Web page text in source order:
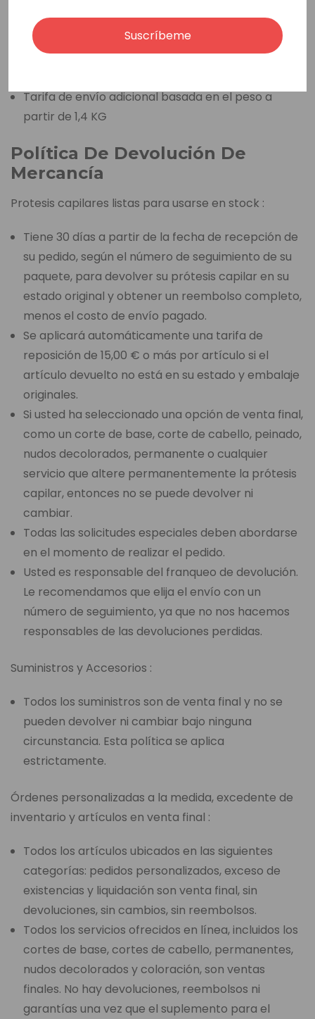
A través de FedEx Express (3-6 días laborables)
Tarifa de envío adicional basada en el peso a
partir de 1,4 KG
Política De Devolución De
Mercancía
Protesis capilares listas para usarse en stock :
Tiene 30 días a partir de la fecha de recepción de
su pedido, según el número de seguimiento de su
paquete, para devolver su prótesis capilar en su
estado original y obtener un reembolso completo,
menos el costo de envío pagado.
Se aplicará automáticamente una tarifa de
reposición de 15,00 € o más por artículo si el
artículo devuelto no está en su estado y embalaje
originales.
Si usted ha seleccionado una opción de venta final,
como un corte de base, corte de cabello, peinado,
nudos decolorados, permanente o cualquier
servicio que altere permanentemente la prótesis
capilar, entonces no se puede devolver ni
cambiar.
Todas las solicitudes especiales deben abordarse
en el momento de realizar el pedido.
Usted es responsable del franqueo de devolución.
Le recomendamos que elija el envío con un
número de seguimiento, ya que no nos hacemos
responsables de las devoluciones perdidas.
Suministros y Accesorios :
Todos los suministros son de venta final y no se
pueden devolver ni cambiar bajo ninguna
circunstancia. Esta política se aplica
estrictamente.
Órdenes personalizadas a la medida, excedente de
inventario y artículos en venta final :
Todos los artículos ubicados en las siguientes
categorías: pedidos personalizados, exceso de
existencias y liquidación son venta final, sin
devoluciones, sin cambios, sin reembolsos.
Todos los servicios ofrecidos en línea, incluidos los
cortes de base, cortes de cabello, permanentes,
nudos decolorados y coloración, son ventas
finales. No hay devoluciones, reembolsos ni
garantías una vez que el suplemento para el
Suscríbeme